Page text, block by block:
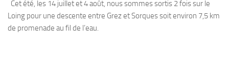
Fosse
Sorties techniques
Cet été, les 14 juillet et 4 août, nous sommes sortis 2 fois sur le
Loing pour une descente entre Grez et Sorques soit environ 7,5 km
de promenade au fil de l’eau.